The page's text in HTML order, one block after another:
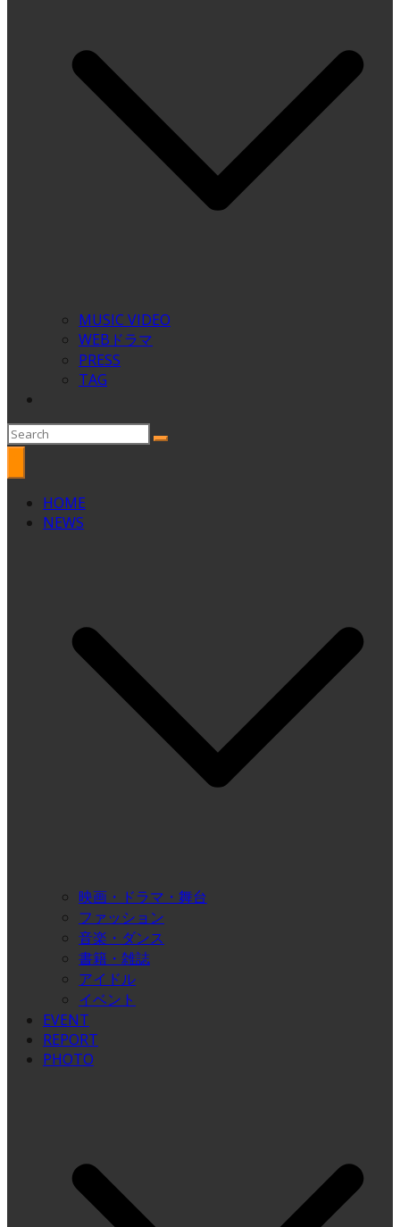
MUSIC VIDEO
WEBドラマ
PRESS
TAG
HOME
NEWS
映画・ドラマ・舞台
ファッション
音楽・ダンス
書籍・雑誌
アイドル
イベント
EVENT
REPORT
PHOTO